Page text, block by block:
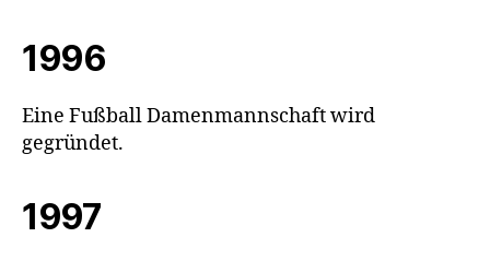
1996
Eine Fußball Damenmannschaft wird
gegründet.
1997